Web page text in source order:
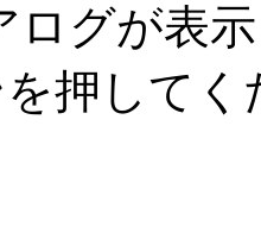
ログが表
押してく